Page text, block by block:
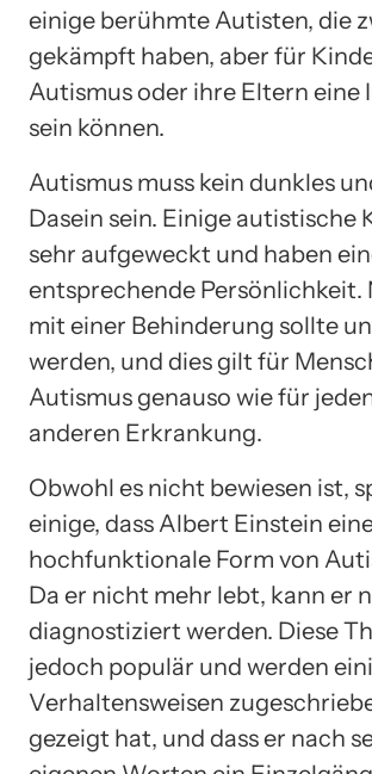
einige berühmte Autisten, die
gekämpft haben, aber für
Autismus oder ihre Eltern eine
sein können.
Autismus muss kein dunkles
Dasein sein. Einige autistische
sehr aufgeweckt und haben
entsprechende Persönlichkeit.
mit einer Behinderung sollte
werden, und dies gilt für
Autismus genauso wie für
anderen Erkrankung.
Obwohl es nicht bewiesen ist,
einige, dass Albert Einstein
hochfunktionale Form von
Da er nicht mehr lebt, kann er
diagnostiziert werden. Diese
jedoch populär und werden
Verhaltensweisen
gezeigt hat, und dass er nach